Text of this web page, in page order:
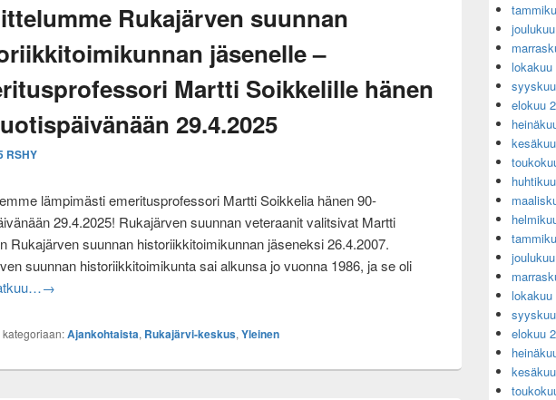
Rukajärven suunnan
jäsenelle –
Martti Soikkelille hänen
29.4.2025
RSHY
lämpimästi emeritusprofessori Martti Soikkelia hänen 90-
29.4.2025! Rukajärven suunnan veteraanit valitsivat Martti
Rukajärven suunnan historiikkitoimikunnan jäseneksi 26.4.2007.
suunnan historiikkitoimikunta sai alkunsa jo vuonna 1986, ja se oli
Onnittelumme Rukajärven suunnan historiikkitoimikunnan jäsenelle –
→
kategoriaan:Ajankohtaista, Rukajärvi-keskus, Yleinen
lokakuu
elokuu
lokakuu
elokuu